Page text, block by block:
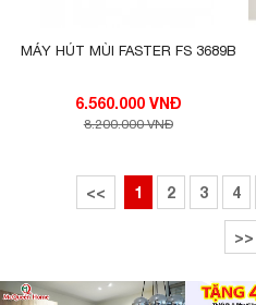
MÁY HÚT MÙI FASTER FS 3689B
6.560.000 VNĐ
8.200.000 VNĐ
<< 1 2 3 4
>>